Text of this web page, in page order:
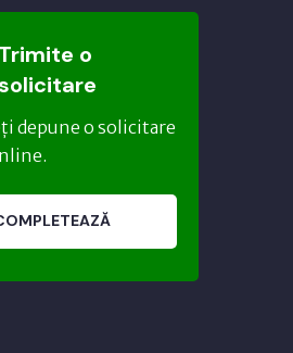
Trimite o
depune o solicitare